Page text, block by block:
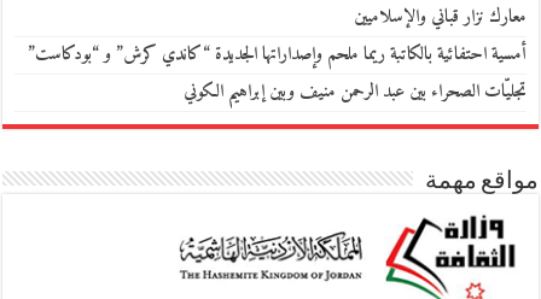
معارك نزار قباني والإسلاميين
أمسية احتفائية بالكاتبة ريما ملحم وإصداراتها الجديدة “كاندي كرش” و “بودكاست”
تجليّات الصحراء بين عبد الرحمن منيف وبين إبراهيم الكوني
مواقع مهمة